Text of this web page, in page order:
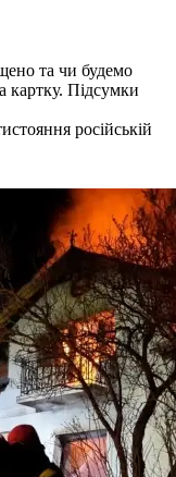
та чи будемо
картку. Підсумки
російській